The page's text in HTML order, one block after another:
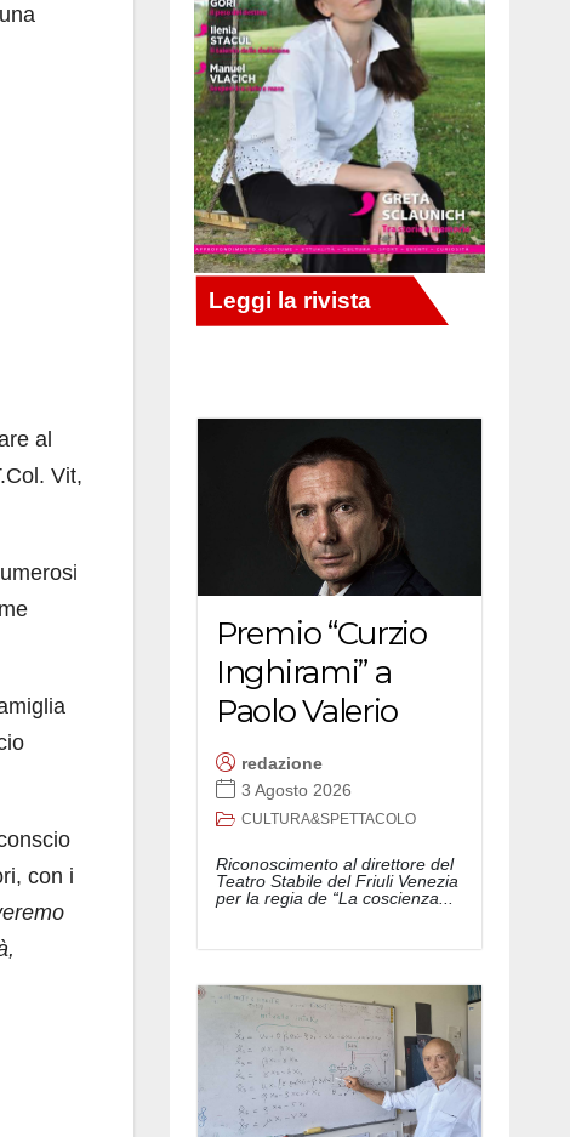
al
Vit,
con i
Premio “Curzio
Inghirami” a
Paolo Valerio
redazione
3 Agosto 2026
CULTURA&SPETTACOLO
Riconoscimento al direttore del
Teatro Stabile del Friuli Venezia
per la regia de “La coscienza...